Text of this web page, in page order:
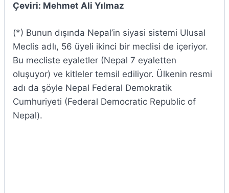
Çeviri: Mehmet Ali Yılmaz
(*) Bunun dışında Nepal’in siyasi sistemi Ulusal
Meclis adlı, 56 üyeli ikinci bir meclisi de içeriyor.
Bu mecliste eyaletler (Nepal 7 eyaletten
oluşuyor) ve kitleler temsil ediliyor. Ülkenin resmi
adı da şöyle Nepal Federal Demokratik
Cumhuriyeti (Federal Democratic Republic of
Nepal).